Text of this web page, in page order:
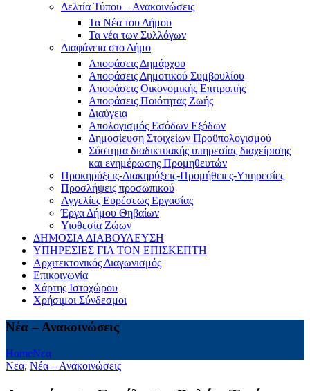
Δελτία Τύπου – Ανακοινώσεις
Τα Νέα του Δήμου
Τα νέα των Συλλόγων
Διαφάνεια στο Δήμο
Αποφάσεις Δημάρχου
Αποφάσεις Δημοτικού Συμβουλίου
Αποφάσεις Οικονομικής Επιτροπής
Αποφάσεις Ποιότητας Ζωής
Διαύγεια
Απολογισμός Εσόδων Εξόδων
Δημοσίευση Στοιχείων Προϋπολογισμού
Σύστημα διαδικτυακής υπηρεσίας διαχείρισης
και ενημέρωσης Προμηθευτών
Προκηρύξεις-Διακηρύξεις-Προμήθειες-Υπηρεσίες
Προσλήψεις προσωπικού
Αγγελίες Ευρέσεως Εργασίας
Έργα Δήμου Θηβαίων
Υιοθεσία Ζώων
ΔΗΜΟΣΙΑ ΔΙΑΒΟΥΛΕΥΣΗ
ΥΠΗΡΕΣΙΕΣ ΓΙΑ ΤΟΝ ΕΠΙΣΚΕΠΤΗ
Αρχιτεκτονικός Διαγωνισμός
Επικοινωνία
Χάρτης Ιστοχώρου
Χρήσιμοι Σύνδεσμοι
Νέα – Ανακοινώσεις
HomeΝεα
Νεα, Νέα – Ανακοινώσεις